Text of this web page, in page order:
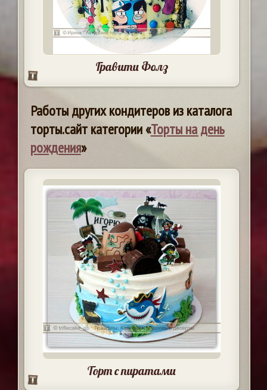
Гравити Фолз
Работы других кондитеров из каталога
торты.сайт категории «Торты на день
рождения»
Торт с пиратами